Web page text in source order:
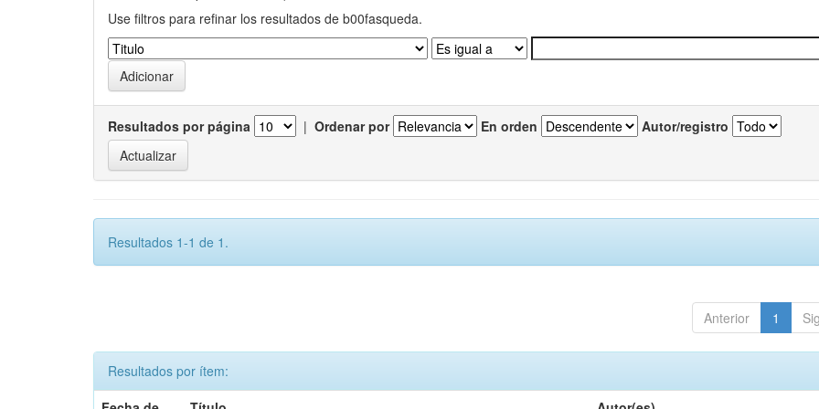
Use filtros para refinar los resultados de b00fasqueda.
Resultados por página | Ordenar por En orden Autor/registro
Resultados 1-1 de 1.
Anterior 1
Resultados por ítem: